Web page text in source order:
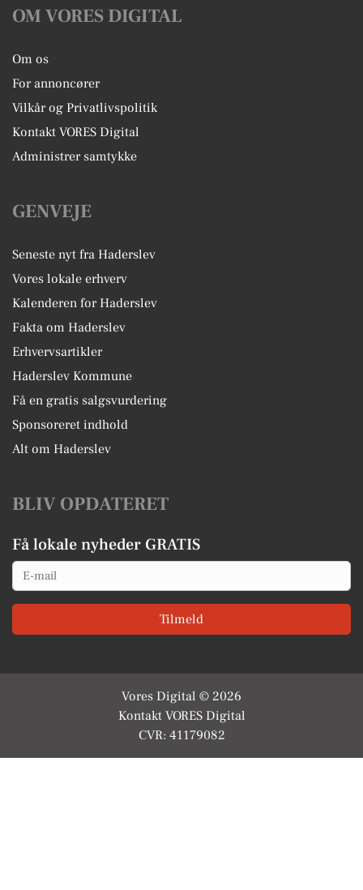
OM VORES DIGITAL
Om os
For annoncører
Vilkår og Privatlivspolitik
Kontakt VORES Digital
Administrer samtykke
GENVEJE
Seneste nyt fra Haderslev
Vores lokale erhverv
Kalenderen for Haderslev
Fakta om Haderslev
Erhvervsartikler
Haderslev Kommune
Få en gratis salgsvurdering
Sponsoreret indhold
Alt om Haderslev
BLIV OPDATERET
Få lokale nyheder GRATIS
Email
Tilmeld
Vores Digital © 2026
Kontakt VORES Digital
CVR: 41179082